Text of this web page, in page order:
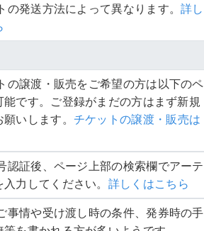
の発送方法によって異なります。詳し
の譲渡・販売をご希望の方は以下のペ
能です。ご登録がまだの方はまず新規
いします。 チケットの譲渡・販売は
認証後、ページ上部の検索欄でアーテ
力してください。 詳しくはこちら
事情や受け渡し時の条件、発券時の手